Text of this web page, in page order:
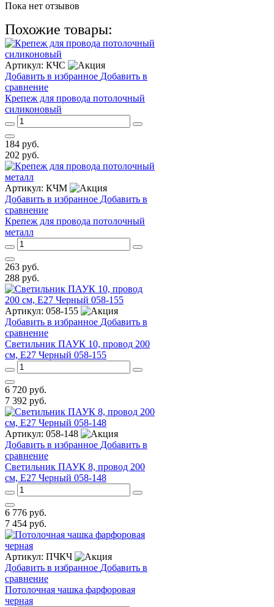
Пока нет отзывов
Похожие товары:
Артикул: КЧС
Добавить в избранное Добавить в
сравнение
Крепеж для провода потолочный
силиконовый
184 руб.
202 руб.
Артикул: КЧМ
Добавить в избранное Добавить в
сравнение
Крепеж для провода потолочный
металл
263 руб.
288 руб.
Артикул: 058-155
Добавить в избранное Добавить в
сравнение
Светильник ПАУК 10, провод 200
см, E27 Черный 058-155
6 720 руб.
7 392 руб.
Артикул: 058-148
Добавить в избранное Добавить в
сравнение
Светильник ПАУК 8, провод 200
см, E27 Черный 058-148
6 776 руб.
7 454 руб.
Артикул: ПЧКЧ
Добавить в избранное Добавить в
сравнение
Потолочная чашка фарфоровая
черная